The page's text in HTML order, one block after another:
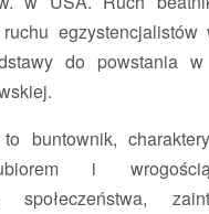
egzystencjalistów
do powstania
buntownik,
i
społeczeństwa,